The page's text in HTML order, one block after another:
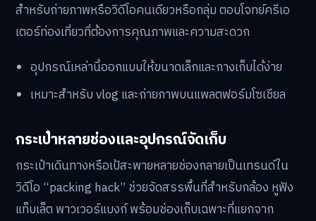
สำหรับถ่ายภาพหรือวิดีโอคนเดียวหรือกลุ่ม ตอบโจทย์ครีเอ
เตอร์ท่องเที่ยวที่ต้องการคุณภาพและความสะดวก
อุปกรณ์เหล่านี้ออกแบบให้ขนาดเล็กและกางเก็บได้ง่าย
เหมาะสำหรับ vlog และถ่ายภาพบนแพลตฟอร์มโซเชียล
กระเป๋าหลายช่องและอุปกรณ์จัดเก็บ
กระเป๋าเดินทางหรือเป้สะพายหลายช่องกลายเป็นเทรนด์ใน
วิดีโอ “packing hack” ช่วยจัดสรรพื้นที่สำหรับกล้อง หูฟัง
แท็บเล็ต พาวเวอร์แบงก์ พร้อมช่องเก็บเฉพาะที่แยกจาก